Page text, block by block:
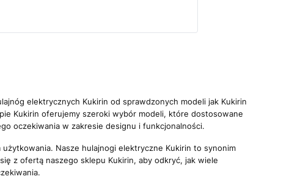
elektrycznych Kukirin od sprawdzonych modeli jak Kukirin
Kukirin oferujemy szeroki wybór modeli, które dostosowane
oczekiwania w zakresie designu i funkcjonalności.
Nasze hulajnogi elektryczne Kukirin to synonim
z ofertą naszego sklepu Kukirin, aby odkryć, jak wiele